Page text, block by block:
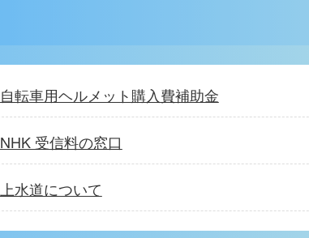
自転車用ヘルメット購入費補助金
NHK 受信料の窓口
上水道について